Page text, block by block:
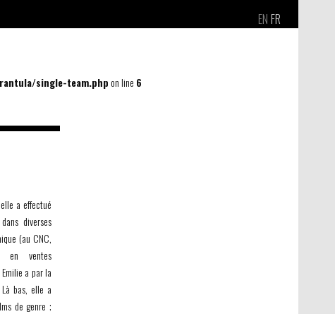
EN FR
single-team.phpon line 6
a effectué
diverses
(au CNC,
en ventes
a par la
bas, elle a
de genre ;